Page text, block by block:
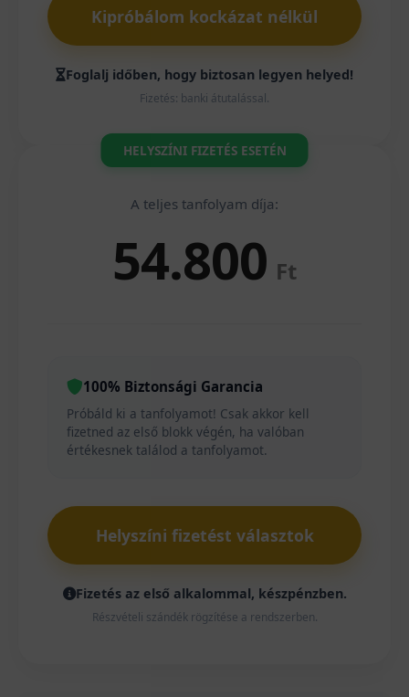
Kipróbálom kockázat nélkül
Foglalj időben, hogy biztosan legyen helyed!
Fizetés: banki átutalással.
HELYSZÍNI FIZETÉS ESETÉN
A teljes tanfolyam díja:
54.800 Ft
100% Biztonsági Garancia
Próbáld ki a tanfolyamot! Csak akkor kell
fizetned az első blokk végén, ha valóban
értékesnek találod a tanfolyamot.
Helyszíni fizetést választok
Fizetés az első alkalommal, készpénzben.
Részvételi szándék rögzítése a rendszerben.